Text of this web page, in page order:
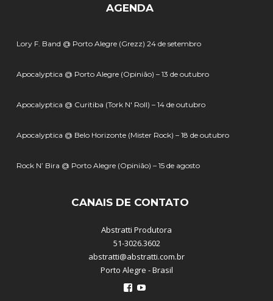
AGENDA
Lory F. Band @ Porto Alegre (Grezz) 24 de setembro
Apocalyptica @ Porto Alegre (Opinião) – 13 de outubro
Apocalyptica @ Curitiba (Tork N' Roll) – 14 de outubro
Apocalyptica @ Belo Horizonte (Mister Rock) – 18 de outubro
Rock N’ Bira @ Porto Alegre (Opinião) – 15 de agosto
CANAIS DE CONTATO
Abstratti Produtora
51-3026.3602
abstratti@abstratti.com.br
Porto Alegre - Brasil
Ver